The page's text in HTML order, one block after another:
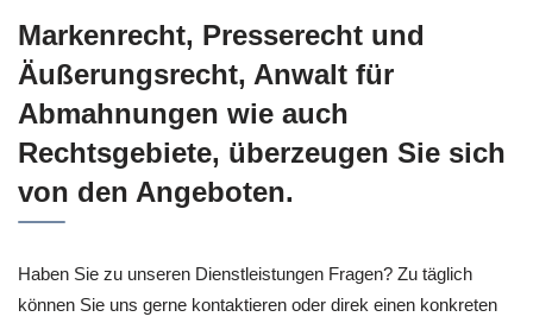
Markenrecht, Presserecht und
Äußerungsrecht, Anwalt für
Abmahnungen wie auch
Rechtsgebiete, überzeugen Sie sich
von den Angeboten.
Haben Sie zu unseren Dienstleistungen Fragen? Zu täglich
können Sie uns gerne kontaktieren oder direk einen konkreten